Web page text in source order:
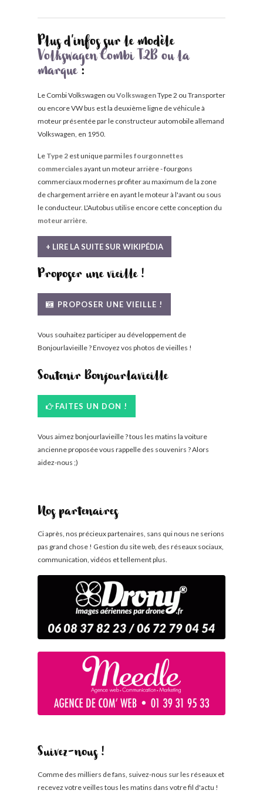
Plus d'infos sur le modèle
Volkswagen Combi T2B ou la
marque:
Le Combi Volkswagen ou VolkswagenType 2 ou Transporter
ou encore VW bus est la deuxième ligne de véhicule à
moteur présentée par le constructeur automobile allemand
Volkswagen, en 1950.
Le Type 2 est unique parmi les fourgonnettes
commercialesayant un moteur arrière - fourgons
commerciaux modernes profiter au maximum de la zone
de chargement arrière en ayant le moteur à l'avant ou sous
le conducteur. L'Autobus utilise encore cette conception du
moteur arrière.
+ LIRE LA SUITE SUR WIKIPÉDIA
Proposer une vieille !
PROPOSER UNE VIEILLE !
Vous souhaitez participer au développement de
Bonjourlavieille ? Envoyez vos photos de vieilles !
Soutenir Bonjourlavieille
FAITES UN DON !
Vous aimez bonjourlavieille ? tous les matins la voiture
ancienne proposée vous rappelle des souvenirs ? Alors
aidez-nous ;)
Nos partenaires
Ci après, nos précieux partenaires, sans qui nous ne serions
pas grand chose ! Gestion du site web, des réseaux sociaux,
communication, vidéos et tellement plus.
Suivez-nous !
Comme des milliers de fans, suivez-nous sur les réseaux et
recevez votre veilles tous les matins dans votre fil d'actu !